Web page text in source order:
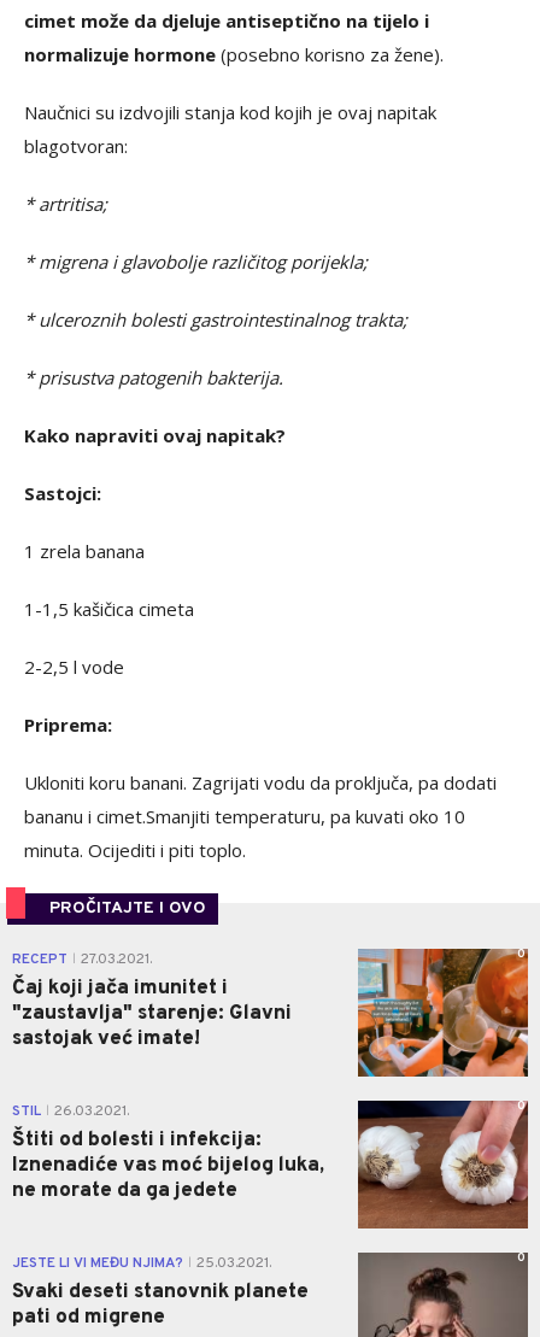
cimet može da djeluje antiseptično na tijelo i
normalizuje hormone (posebno korisno za žene).
Naučnici su izdvojili stanja kod kojih je ovaj napitak
blagotvoran:
* artritisa;
* migrena i glavobolje različitog porijekla;
* ulceroznih bolesti gastrointestinalnog trakta;
* prisustva patogenih bakterija.
Kako napraviti ovaj napitak?
Sastojci:
1 zrela banana
1-1,5 kašičica cimeta
2-2,5 l vode
Priprema:
Ukloniti koru banani. Zagrijati vodu da proključa, pa dodati
bananu i cimet.Smanjiti temperaturu, pa kuvati oko 10
minuta. Ocijediti i piti toplo.
PROČITAJTE I OVO
RECEPT 27.03.2021.
Čaj koji jača imunitet i
"zaustavlja" starenje: Glavni
sastojak već imate!
0
STIL 26.03.2021.
Štiti od bolesti i infekcija:
Iznenadiće vas moć bijelog luka,
ne morate da ga jedete
0
JESTE LI VI MEĐU NJIMA? 25.03.2021.
Svaki deseti stanovnik planete
pati od migrene
0